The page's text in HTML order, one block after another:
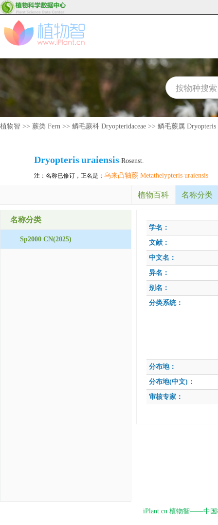
植物智 >> 蕨类 Fern >> 鳞毛蕨科 Dryopteridaceae >> 鳞毛蕨属 Dryopteris
Dryopterisuraiensis Rosenst.
注：名称已修订，正名是： 乌来凸轴蕨 Metathelypteris uraiensis
植物百科 名称分类
名称分类
Sp2000 CN(2025)
学名：
文献：
中文名：
异名：
别名：
分类系统：
分布地：
分布地(中文)：
审核专家：
iPlant.cn 植物智——中国